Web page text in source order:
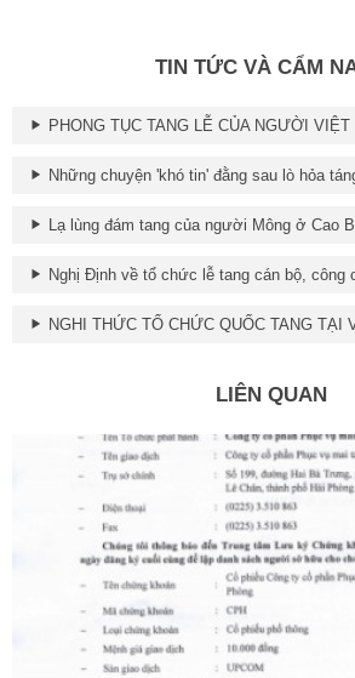
TIN TỨC VÀ CẨM
PHONG TỤC TANG LỄ CỦA NGƯỜI VIỆT
Những chuyện 'khó tin' đằng sau lò hỏa
Lạ lùng đám tang của người Mông ở Cao
Nghị Định về tổ chức lễ tang cán bộ, công
NGHI THỨC TỔ CHỨC QUỐC TANG TẠI
LIÊN QUAN